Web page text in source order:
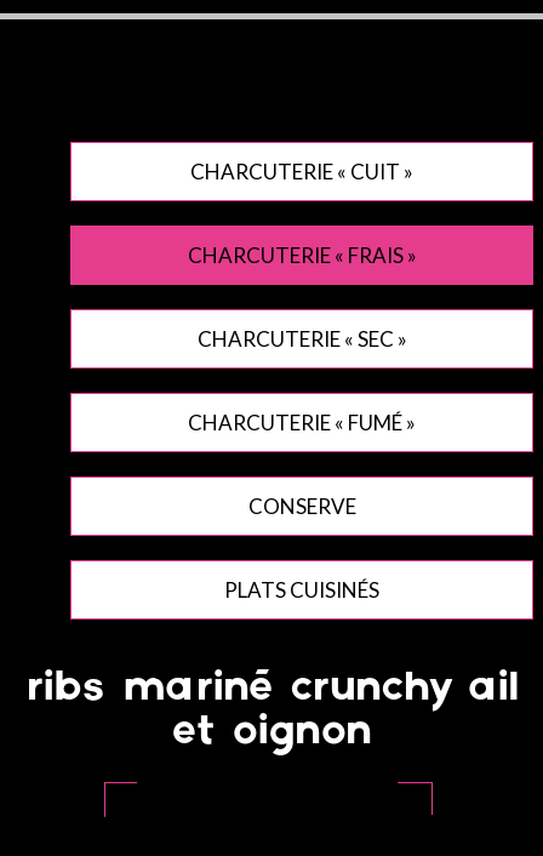
CHARCUTERIE « CUIT »
CHARCUTERIE « FRAIS »
CHARCUTERIE « SEC »
CHARCUTERIE « FUMÉ »
CONSERVE
PLATS CUISINÉS
ribs mariné crunchy ail
et oignon